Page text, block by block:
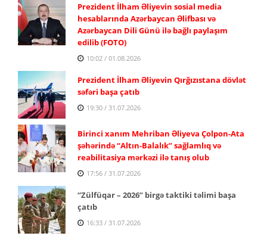
Prezident İlham Əliyevin sosial media
hesablarında Azərbaycan Əlifbası və
Azərbaycan Dili Günü ilə bağlı paylaşım
edilib (FOTO)
10:02 / 01.08.2026
Prezident İlham Əliyevin Qırğızıstana dövlət
səfəri başa çatıb
19:30 / 31.07.2026
Birinci xanım Mehriban Əliyeva Çolpon-Ata
şəhərində “Altın-Balalık” sağlamlıq və
reabilitasiya mərkəzi ilə tanış olub
17:56 / 31.07.2026
“Zülfüqar – 2026” birgə taktiki təlimi başa
çatıb
16:33 / 31.07.2026